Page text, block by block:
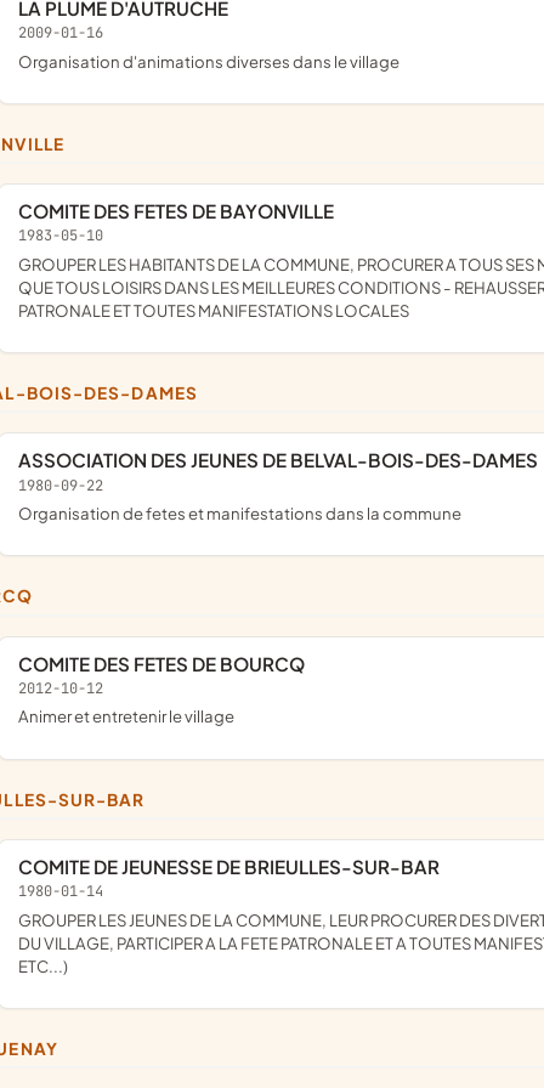
LA PLUME D'AUTRUCHE
2009-01-16
organisation d'animations diverses dans le village
COMITE DES FETES DE BAYONVILLE
1983-05-10
GROUPER LES HABITANTS DE LA COMMUNE, PROCURER A TOUS SES MEMBRES DES DIVERTISSEMENTS SAINS ET CONVENABLES AINSI
QUE TOUS LOISIRS DANS LES MEILLEURES CONDITIONS -
PATRONALE ET TOUTES MANIFESTATIONS LOCALES
BOIS-DES-DAMES
ASSOCIATION DES JEUNES DE BELVAL-BOIS-DES-DAMES
1980-09-22
organisation de fetes et manifestations dans la commune
COMITE DES FETES DE BOURCQ
2012-10-12
animer et entretenir le village
SUR-BAR
COMITE DE JEUNESSE DE BRIEULLES-SUR-BAR
1980-01-14
GROUPER LES JEUNES DE LA COMMUNE, LEUR PROCURER DES DIVERTISSEMENTS SAINS ET CONVENABLES, REHAUSSER L'ANIMATION
DU VILLAGE, PARTICIPER A LA FETE PATRONALE ET A TOUTES
ETC...)